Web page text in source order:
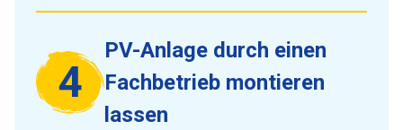
4
PV-Anlage durch einen
Fachbetrieb montieren
lassen